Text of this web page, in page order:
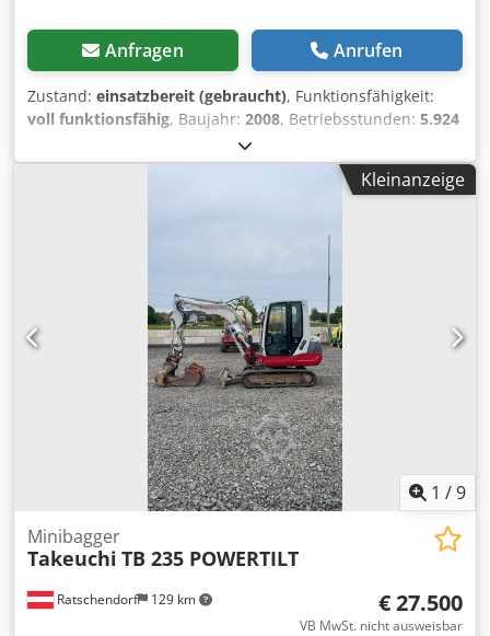
Anfragen Anrufen
Zustand: einsatzbereit (gebraucht), Funktionsfähigkeit:
voll funktionsfähig, Baujahr: 2008, Betriebsstunden: 5.924
Allradantrieb, Greiferhydraulik,
Gummiketten, Hammerhydraulik, Kabine,
, Fahrzeugbeschreibung Minibagger
Zähler 5.924 Stunden 5.650 KG 28,8 KW - ROTOTILT +
Kabine mit Heizung - Kurzheck Verkaufspreis: 29.950,--
netto Whatsappvideo gerne auf Anfrage!! Auch günstige
Zustellung möglich !!
Kleinanzeige
1 /9
Ratschendorf 129 km
Minibagger
Takeuchi TB 235 POWERTILT
€ 27.500
VB MwSt. nicht ausweisbar